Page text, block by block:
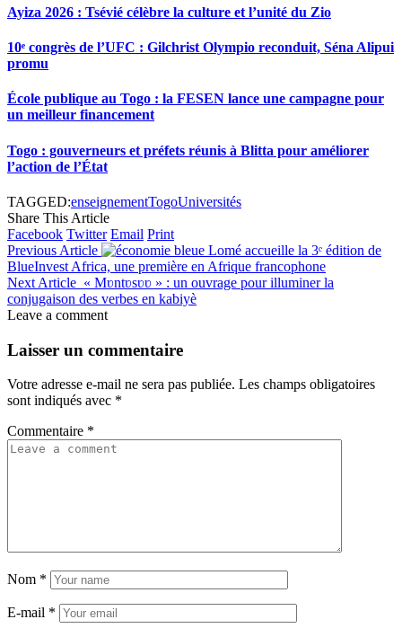
Ayiza 2026 : Tsévié célèbre la culture et l’unité du Zio
10ᵉ congrès de l’UFC : Gilchrist Olympio reconduit, Séna Alipui
promu
École publique au Togo : la FESEN lance une campagne pour
un meilleur financement
Togo : gouverneurs et préfets réunis à Blitta pour améliorer
l’action de l’État
TAGGED:enseignementTogoUniversités
Share This Article
Facebook Twitter Email Print
Previous Article
Lomé accueille la 3ᵉ édition de
BlueInvest Africa, une première en Afrique francophone
Next Article « Mʋntʋsʋʋ » : un ouvrage pour illuminer la
conjugaison des verbes en kabiyè
Leave a comment
Laisser un commentaire
Votre adresse e-mail ne sera pas publiée. Les champs obligatoires
sont indiqués avec *
Commentaire *
Nom *
E-mail *